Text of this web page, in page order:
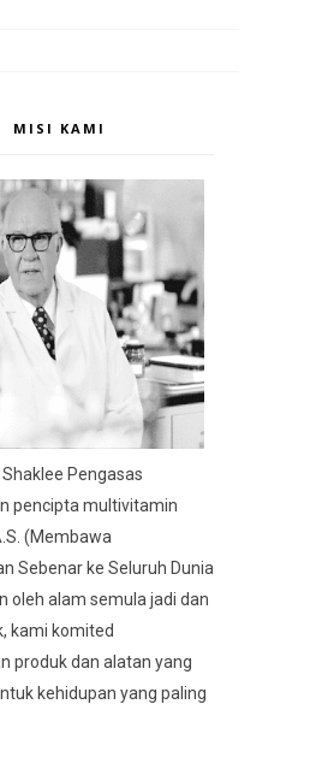
MISI KAMI
Shaklee Pengasas
pencipta multivitamin
(Membawa
Sebenar ke Seluruh Dunia
oleh alam semula jadi dan
kami komited
produk dan alatan yang
kehidupan yang paling